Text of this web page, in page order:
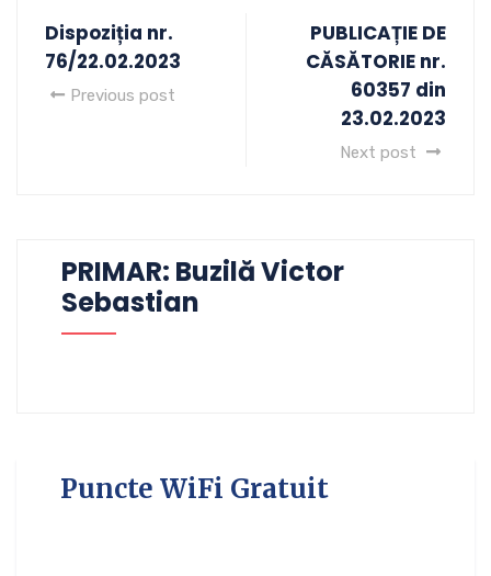
Dispoziția nr.
76/22.02.2023
Previous post
PUBLICAȚIE DE
CĂSĂTORIE nr.
60357 din
23.02.2023
Next post
PRIMAR: Buzilă Victor
Sebastian
Puncte WiFi Gratuit